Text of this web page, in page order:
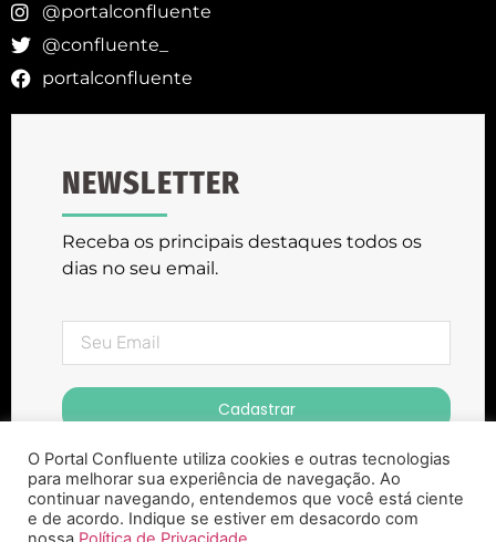
@portalconfluente
@confluente_
portalconfluente
NEWSLETTER
Receba os principais destaques todos os
dias no seu email.
Cadastrar
O Portal Confluente utiliza cookies e outras tecnologias
para melhorar sua experiência de navegação. Ao
continuar navegando, entendemos que você está ciente
e de acordo. Indique se estiver em desacordo com